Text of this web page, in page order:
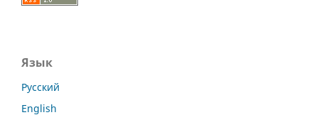
Язык
Русский
English